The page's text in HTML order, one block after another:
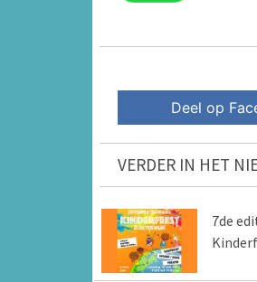
Deel op
VERDER IN HET
7de